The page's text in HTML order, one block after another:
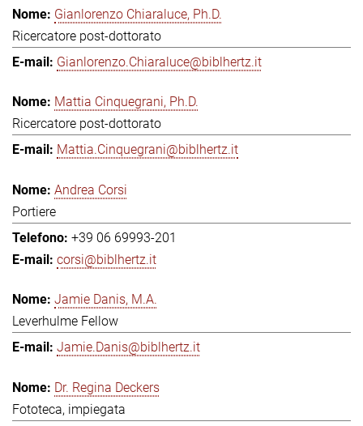
Gianlorenzo Chiaraluce, Ph.D.
Ricercatore post-dottorato
Gianlorenzo.Chiaraluce@biblhertz.it
Mattia Cinquegrani, Ph.D.
Ricercatore post-dottorato
Mattia.Cinquegrani@biblhertz.it
Andrea Corsi
Portiere
+39 06 69993-201
corsi@biblhertz.it
Jamie Danis, M.A.
Leverhulme Fellow
Jamie.Danis@biblhertz.it
Dr. Regina Deckers
Fototeca, impiegata